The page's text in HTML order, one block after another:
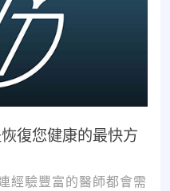
復您健康的最快方
經驗豐富的醫師都會需